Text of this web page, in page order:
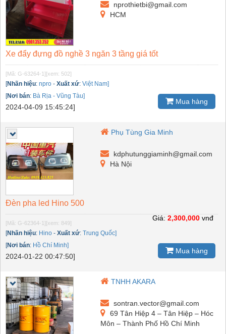
nprothietbi@gmail.com
HCM
Xe đẩy đựng đồ nghề 3 ngăn 3 tầng giá tốt
[Mã: G-63264-1] [xem: 502]
[Nhãn hiệu: npro - Xuất xứ: Việt Nam]
[Nơi bán: Bà Rịa - Vũng Tàu]
2024-04-09 15:45:24]
Mua hàng
Phụ Tùng Gia Minh
kdphutunggiaminh@gmail.com
Hà Nội
Đèn pha led Hino 500
[Mã: G-62364-1] [xem: 849]
[Nhãn hiệu: Hino - Xuất xứ: Trung Quốc]
[Nơi bán: Hồ Chí Minh]
2024-01-22 00:47:50]
Giá: 2,300,000 vnđ
Mua hàng
TNHH AKARA
sontran.vector@gmail.com
69 Tân Hiệp 4 – Tân Hiệp – Hóc
Môn – Thành Phố Hồ Chí Minh